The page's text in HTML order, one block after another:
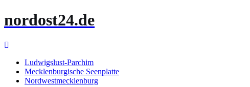
Inhalt
nordost24.de
Ludwigslust-Parchim
Mecklenburgische Seenplatte
Nordwestmecklenburg